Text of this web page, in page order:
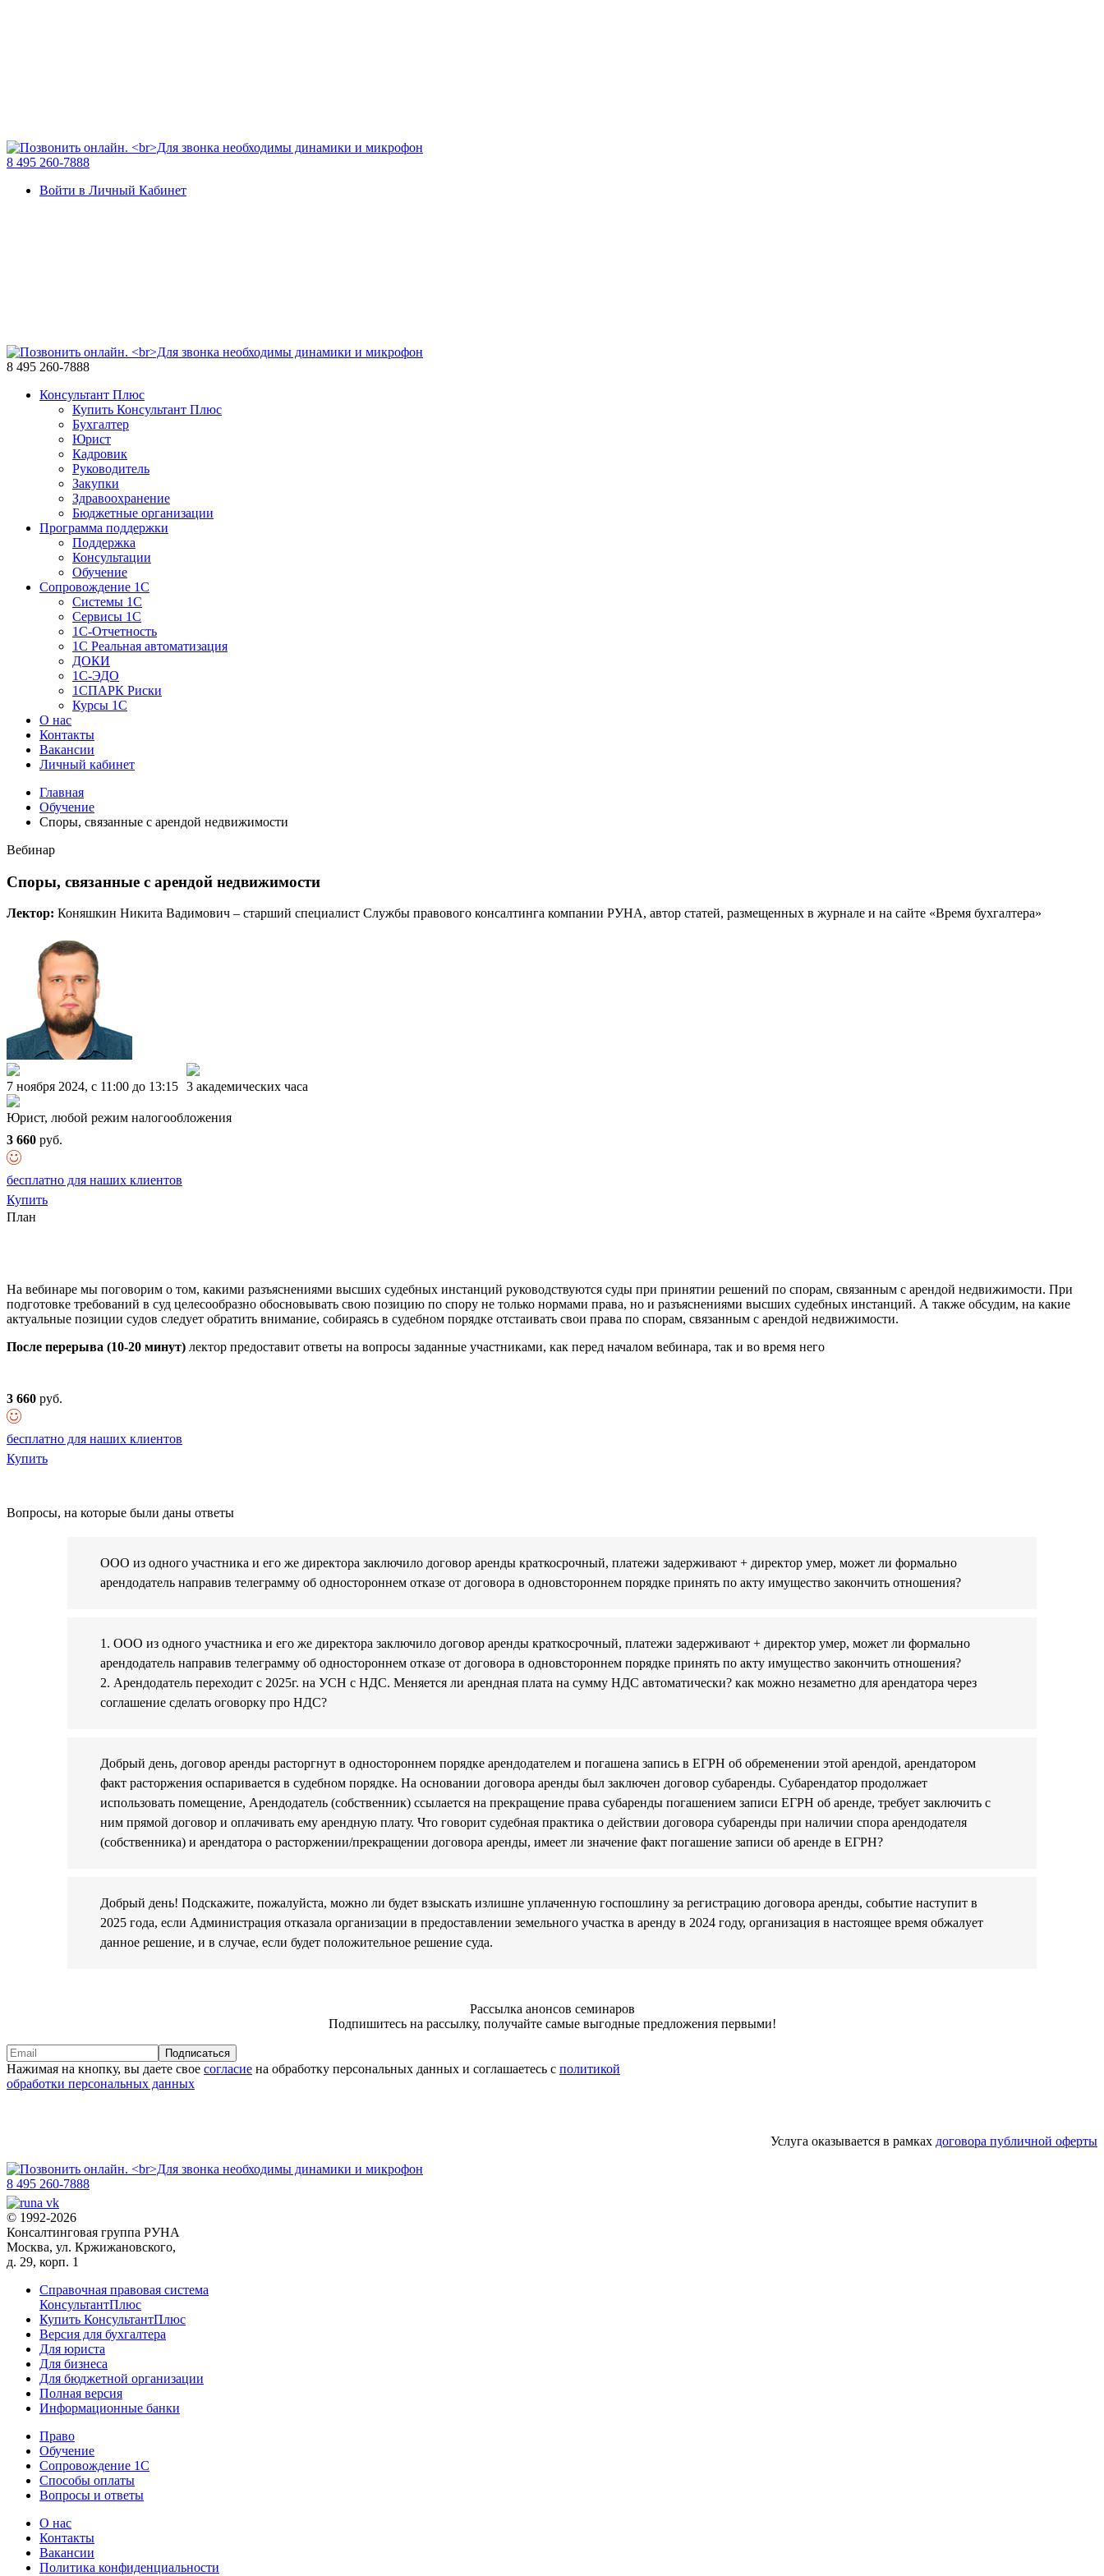
8 495 260-7888
Войти в Личный Кабинет
8 495 260-7888
Консультант Плюс
Купить Консультант Плюс
Бухгалтер
Юрист
Кадровик
Руководитель
Закупки
Здравоохранение
Бюджетные организации
Программа поддержки
Поддержка
Консультации
Обучение
Сопровождение 1С
Системы 1С
Сервисы 1С
1C-Отчетность
1С Реальная автоматизация
ДОКИ
1C-ЭДО
1СПАРК Риски
Курсы 1С
О нас
Контакты
Вакансии
Личный кабинет
Главная
Обучение
Споры, связанные с арендой недвижимости
Вебинар
Споры, связанные с арендой недвижимости
Лектор: Коняшкин Никита Вадимович – старший специалист Службы правового консалтинга компании РУНА, автор статей, размещенных в журнале и на сайте «Время бухгалтера»
7 ноября 2024, c 11:00 до 13:15 3 академических часа
Юрист, любой режим налогообложения
3 660 руб.
бесплатно для наших клиентов
Купить
План
На вебинаре мы поговорим о том, какими разъяснениями высших судебных инстанций руководствуются суды при принятии решений по спорам, связанным с арендой недвижимости. При
подготовке требований в суд целесообразно обосновывать свою позицию по спору не только нормами права, но и разъяснениями высших судебных инстанций. А также обсудим, на какие
актуальные позиции судов следует обратить внимание, собираясь в судебном порядке отстаивать свои права по спорам, связанным с арендой недвижимости.
После перерыва (10-20 минут) лектор предоставит ответы на вопросы заданные участниками, как перед началом вебинара, так и во время него
3 660 руб.
бесплатно для наших клиентов
Купить
Вопросы, на которые были даны ответы
ООО из одного участника и его же директора заключило договор аренды краткосрочный, платежи задерживают + директор умер, может ли формально
арендодатель направив телеграмму об одностороннем отказе от договора в одновстороннем порядке принять по акту имущество закончить отношения?
1. ООО из одного участника и его же директора заключило договор аренды краткосрочный, платежи задерживают + директор умер, может ли формально
арендодатель направив телеграмму об одностороннем отказе от договора в одновстороннем порядке принять по акту имущество закончить отношения?
2. Арендодатель переходит с 2025г. на УСН с НДС. Меняется ли арендная плата на сумму НДС автоматически? как можно незаметно для арендатора через
соглашение сделать оговорку про НДС?
Добрый день, договор аренды расторгнут в одностороннем порядке арендодателем и погашена запись в ЕГРН об обременении этой арендой, арендатором
факт расторжения оспаривается в судебном порядке. На основании договора аренды был заключен договор субаренды. Субарендатор продолжает
использовать помещение, Арендодатель (собственник) ссылается на прекращение права субаренды погашением записи ЕГРН об аренде, требует заключить с
ним прямой договор и оплачивать ему арендную плату. Что говорит судебная практика о действии договора субаренды при наличии спора арендодателя
(собственника) и арендатора о расторжении/прекращении договора аренды, имеет ли значение факт погашение записи об аренде в ЕГРН?
Добрый день! Подскажите, пожалуйста, можно ли будет взыскать излишне уплаченную госпошлину за регистрацию договора аренды, событие наступит в
2025 года, если Администрация отказала организации в предоставлении земельного участка в аренду в 2024 году, организация в настоящее время обжалует
данное решение, и в случае, если будет положительное решение суда.
Рассылка анонсов семинаров
Подпишитесь на рассылку, получайте самые выгодные предложения первыми!
Подписаться
Нажимая на кнопку, вы даете свое согласие на обработку персональных данных и соглашаетесь с политикой
обработки персональных данных
Услуга оказывается в рамках договора публичной оферты
8 495 260-7888
© 1992-2026
Консалтинговая группа РУНА
Москва, ул. Кржижановского,
д. 29, корп. 1
Справочная правовая система
КонсультантПлюс
Купить КонсультантПлюс
Версия для бухгалтера
Для юриста
Для бизнеса
Для бюджетной организации
Полная версия
Информационные банки
Право
Обучение
Сопровождение 1С
Способы оплаты
Вопросы и ответы
О нас
Контакты
Вакансии
Политика конфиденциальности